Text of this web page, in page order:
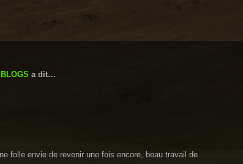
a dit…
folle envie de revenir une fois encore, beau travail de